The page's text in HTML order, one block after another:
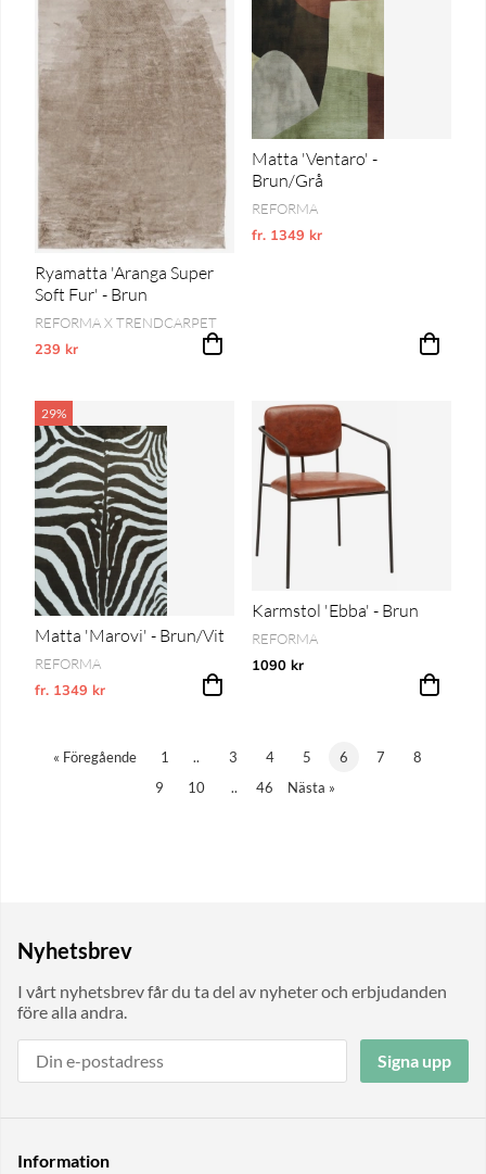
Ryamatta 'Aranga Super
Soft Fur' - Brun
REFORMA X TRENDCARPET
239 kr
Vårt lägsta pris 1-30 dagar innan prissänkning
Matta 'Ventaro' -
Brun/Grå
REFORMA
fr. 1349 kr
Ordinarie pris:
29%
Matta 'Marovi' - Brun/Vit
REFORMA
fr. 1349 kr
Ordinarie pris:
Karmstol 'Ebba' - Brun
REFORMA
1090 kr
« Föregående 1 .. 3 4 5 6 7
8
9
10 .. 46 Nästa »
Nyhetsbrev
I vårt nyhetsbrev får du ta del av nyheter och erbjudanden
före alla andra.
Signa upp
Information